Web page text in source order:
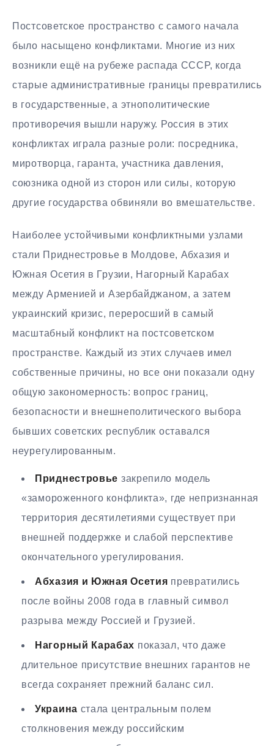
Постсоветское пространство с самого начала
было насыщено конфликтами. Многие из них
возникли ещё на рубеже распада СССР, когда
старые административные границы превратились
в государственные, а этнополитические
противоречия вышли наружу. Россия в этих
конфликтах играла разные роли: посредника,
миротворца, гаранта, участника давления,
союзника одной из сторон или силы, которую
другие государства обвиняли во вмешательстве.
Наиболее устойчивыми конфликтными узлами
стали Приднестровье в Молдове, Абхазия и
Южная Осетия в Грузии, Нагорный Карабах
между Арменией и Азербайджаном, а затем
украинский кризис, переросший в самый
масштабный конфликт на постсоветском
пространстве. Каждый из этих случаев имел
собственные причины, но все они показали одну
общую закономерность: вопрос границ,
безопасности и внешнеполитического выбора
бывших советских республик оставался
неурегулированным.
Приднестровье закрепило модель
«замороженного конфликта», где непризнанная
территория десятилетиями существует при
внешней поддержке и слабой перспективе
окончательного урегулирования.
Абхазия и Южная Осетия превратились
после войны 2008 года в главный символ
разрыва между Россией и Грузией.
Нагорный Карабах показал, что даже
длительное присутствие внешних гарантов не
всегда сохраняет прежний баланс сил.
Украина стала центральным полем
столкновения между российским